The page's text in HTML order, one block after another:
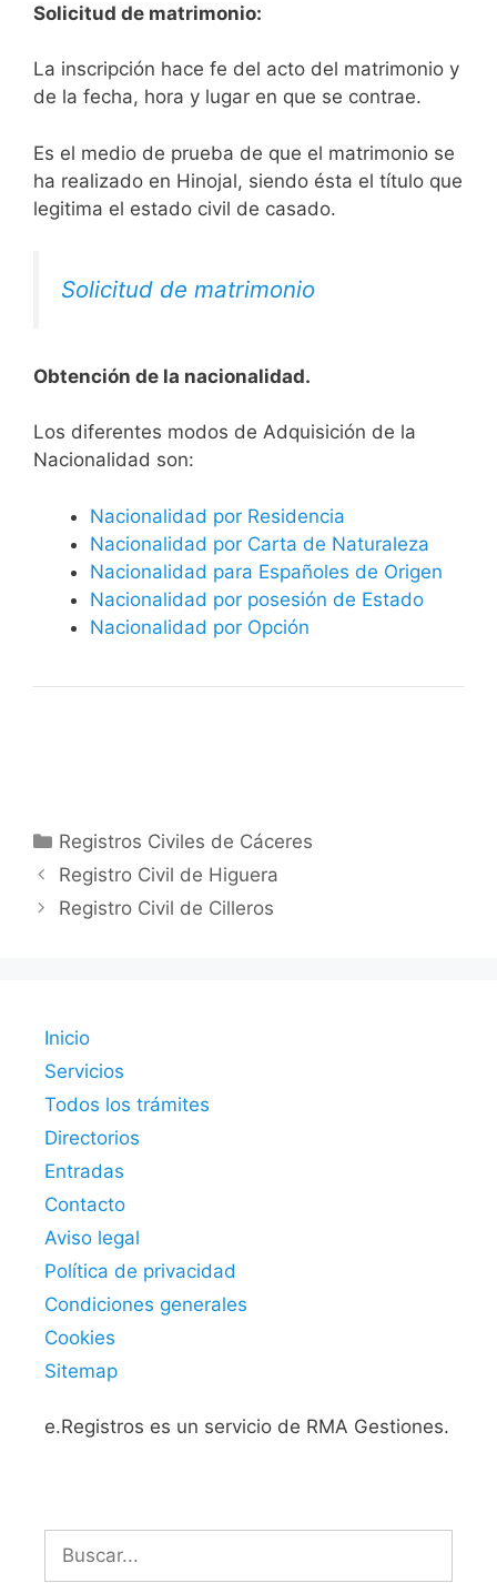
Solicitud de matrimonio:
La inscripción hace fe del acto del matrimonio y
de la fecha, hora y lugar en que se contrae.
Es el medio de prueba de que el matrimonio se
ha realizado en Hinojal, siendo ésta el título que
legitima el estado civil de casado.
Solicitud de matrimonio
Obtención de la nacionalidad.
​​​Los diferentes modos de Adquisición de la
Nacionalidad son:
Nacionalidad por Residencia
Nacionalidad por Carta de Naturaleza
Nacionalidad para Españoles de Origen
Nacionalidad por posesión de Estado
Nacionalidad por Opción
Categorías
Registros Civiles de Cáceres
Registro Civil de Higuera
Registro Civil de Cilleros
Inicio
Servicios
Todos los trámites
Directorios
Entradas
Contacto
Aviso legal
Política de privacidad
Condiciones generales
Cookies
Sitemap
e.Registros es un servicio de RMA Gestiones.
Buscar: